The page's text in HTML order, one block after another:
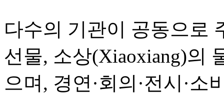
다수의 기관이 공동으로
선물, 소상(Xiaoxiang)의
으며, 경연·회의·전시·